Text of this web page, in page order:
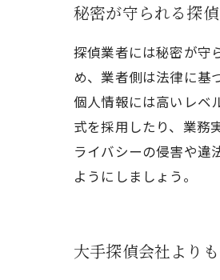
秘密が守られる探
探偵業者には秘密が守
め、業者側は法律に基
個人情報には高いレベ
式を採用したり、業務
ライバシーの侵害や違
ようにしましょう。
大手探偵会社より